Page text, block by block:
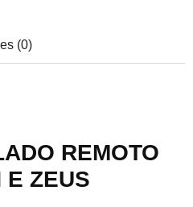
(0)
REMOTO
E ZEUS